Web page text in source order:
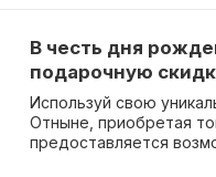
В честь дня
подарочную
Используй свою
Отныне, приобретая
предоставляется